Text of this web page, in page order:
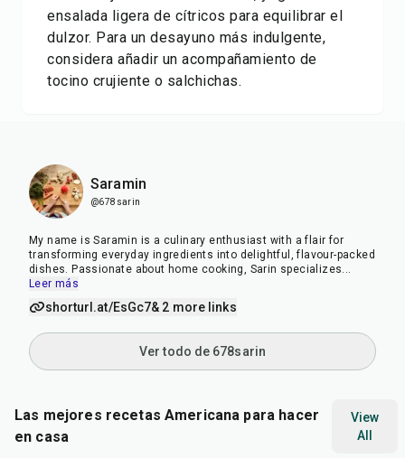
ensalada ligera de cítricos para equilibrar el
dulzor. Para un desayuno más indulgente,
considera añadir un acompañamiento de
tocino crujiente o salchichas.
Saramin
@678sarin
My name is Saramin is a culinary enthusiast with a flair for
transforming everyday ingredients into delightful, flavour-packed
dishes. Passionate about home cooking, Sarin specializes...
Leer más
shorturl.at/EsGc7& 2 more links
Ver todo de 678sarin
Las mejores recetas Americana para hacer
en casa
View
All
40min